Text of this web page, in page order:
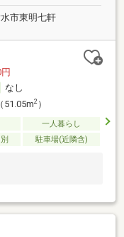
市東明七軒
なし
51.05m2）
一人暮らし
駐車場(近隣含)